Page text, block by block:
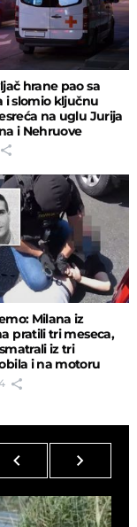
hrane pao sa
i slomio ključnu
na uglu Jurija
i Nehruove
Milana iz
pratili tri meseca,
iz tri
i na motoru